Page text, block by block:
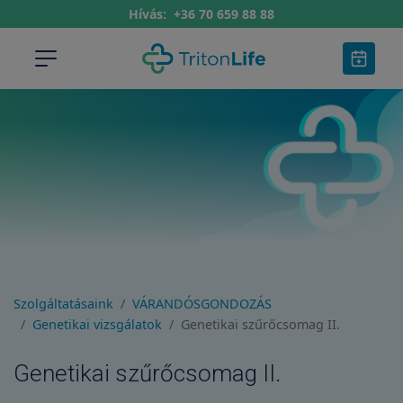
Hívás: +36 70 659 88 88
Szolgáltatásaink
VÁRANDÓSGONDOZÁS
Genetikai vizsgálatok
Genetikai szűrőcsomag II.
Genetikai szűrőcsomag II.